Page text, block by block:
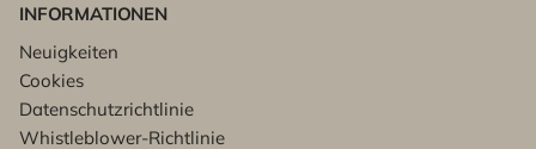
INFORMATIONEN
Neuigkeiten
Cookies
Datenschutzrichtlinie
Whistleblower-Richtlinie